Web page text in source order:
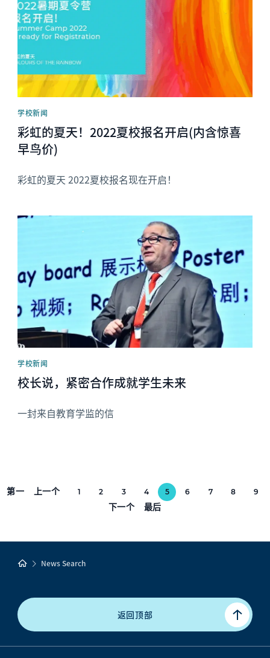
学校新闻
彩虹的夏天！2022夏校报名开启(内含惊喜
早鸟价)
彩虹的夏天 2022夏校报名现在开启！
News image
学校新闻
校长说，紧密合作成就学生未来
一封来自教育学监的信
第一 上一个 1 2 3 4 5 6 7 8 9
下一个 最后
News Search
返回顶部